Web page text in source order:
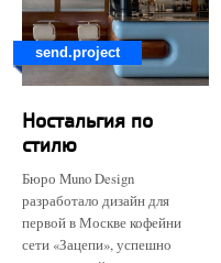
send.project
Ностальгия по
стилю
Бюро Muno Design
разработало дизайн для
первой в Москве кофейни
сети «Зацепи», успешно